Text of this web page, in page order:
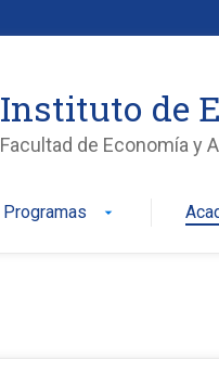
Instituto de
Facultad de Economía y
Programas arrow_drop_down